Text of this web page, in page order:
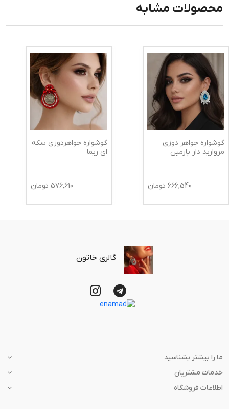
محصولات مشابه
گوشواره جواهر دوزی
مروارید دار پارمین
666,540 تومان
گوشواره جواهردوزی سکه
ای ریما
576,610 تومان
گالری خاتون
ما را بیشتر بشناسید
خدمات مشتریان
اطلاعات فروشگاه